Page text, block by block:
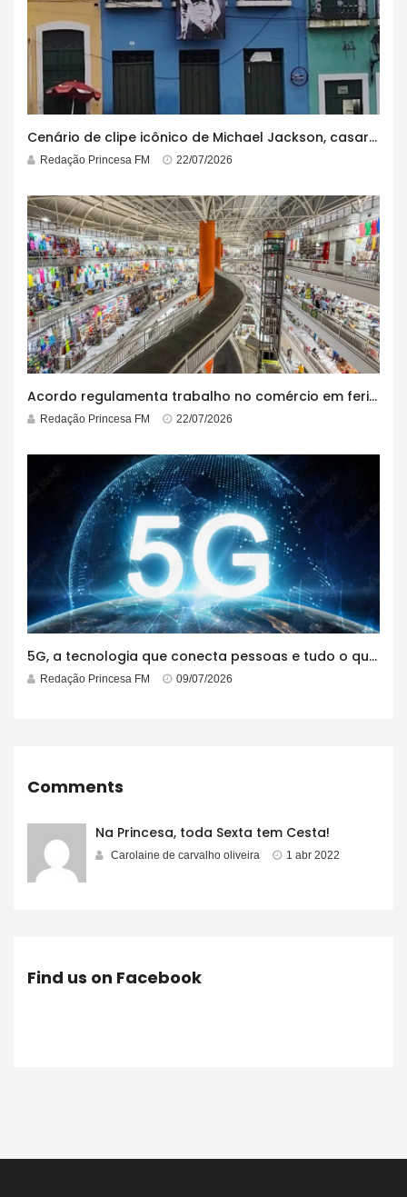
Cenário de clipe icônico de Michael Jackson, casarão azul no centro do Pelourinho enfrenta ordem de desocupação
Redação Princesa FM 22/07/2026
Acordo regulamenta trabalho no comércio em feriados
Redação Princesa FM 22/07/2026
5G, a tecnologia que conecta pessoas e tudo o que está ao redor
Redação Princesa FM 09/07/2026
Comments
Na Princesa, toda Sexta tem Cesta!
Carolaine de carvalho oliveira 1 abr 2022
Find us on Facebook